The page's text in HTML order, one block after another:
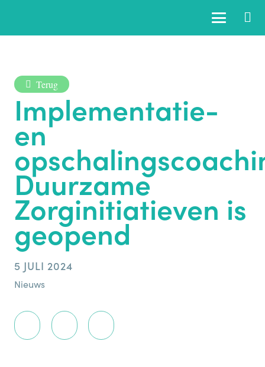
Terug
Implementatie-
en
Duurzame
Zorginitiatieven is
geopend
5 JULI 2024
Nieuws